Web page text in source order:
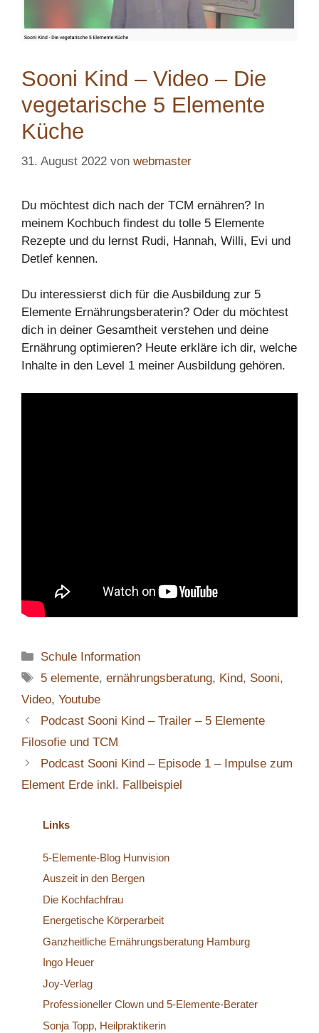
Sooni Kind – Video – Die
vegetarische 5 Elemente
Küche
31. August 2022 von webmaster
Du möchtest dich nach der TCM ernähren? In
meinem Kochbuch findest du tolle 5 Elemente
Rezepte und du lernst Rudi, Hannah, Willi, Evi und
Detlef kennen.
Du interessierst dich für die Ausbildung zur 5
Elemente Ernährungsberaterin? Oder du möchtest
dich in deiner Gesamtheit verstehen und deine
Ernährung optimieren? Heute erkläre ich dir, welche
Inhalte in den Level 1 meiner Ausbildung gehören.
Kategorien
Schule Information
Schlagwörter
5 elemente,ernährungsberatung, Kind, Sooni,
Video, Youtube
Podcast Sooni Kind – Trailer – 5 Elemente
Filosofie und TCM
Podcast Sooni Kind – Episode 1 – Impulse zum
Element Erde inkl. Fallbeispiel
Links
5-Elemente-Blog Hunvision
Auszeit in den Bergen
Die Kochfachfrau
Energetische Körperarbeit
Ganzheitliche Ernährungsberatung Hamburg
Ingo Heuer
Joy-Verlag
Professioneller Clown und 5-Elemente-Berater
Sonja Topp, Heilpraktikerin